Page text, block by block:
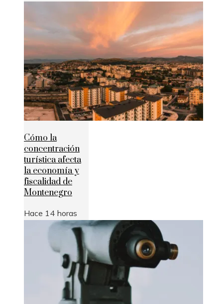
Cómo la
concentración
turística afecta
la economía y
fiscalidad de
Montenegro
Hace 14 horas